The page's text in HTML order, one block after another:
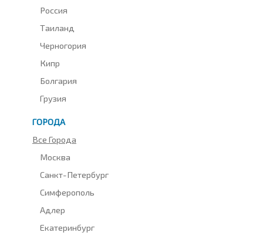
Россия
Таиланд
Черногория
Кипр
Болгария
Грузия
ГОРОДА
Все Города
Москва
Санкт-Петербург
Симферополь
Адлер
Екатеринбург